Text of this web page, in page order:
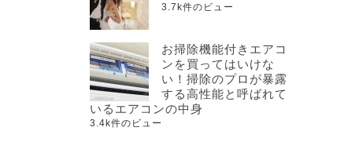
3.7k件のビュー
お掃除機能付きエアコ
ンを買ってはいけな
い！掃除のプロが暴露
する高性能と呼ばれて
いるエアコンの中身
3.4k件のビュー